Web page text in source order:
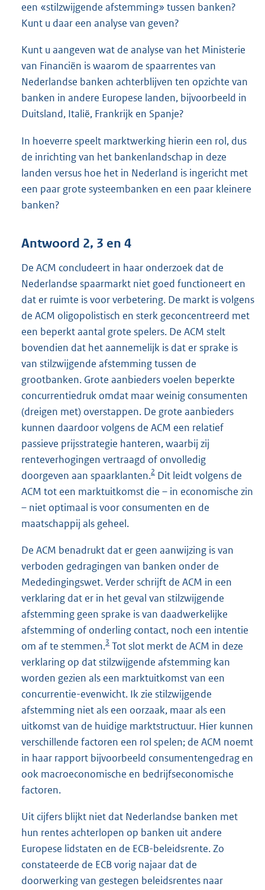
een «stilzwijgende afstemming» tussen banken?
Kunt u daar een analyse van geven?
Kunt u aangeven wat de analyse van het Ministerie
van Financiën is waarom de spaarrentes van
Nederlandse banken achterblijven ten opzichte van
banken in andere Europese landen, bijvoorbeeld in
Duitsland, Italië, Frankrijk en Spanje?
In hoeverre speelt marktwerking hierin een rol, dus
de inrichting van het bankenlandschap in deze
landen versus hoe het in Nederland is ingericht met
een paar grote systeembanken en een paar kleinere
banken?
Antwoord 2, 3 en 4
De ACM concludeert in haar onderzoek dat de
Nederlandse spaarmarkt niet goed functioneert en
dat er ruimte is voor verbetering. De markt is volgens
de ACM oligopolistisch en sterk geconcentreerd met
een beperkt aantal grote spelers. De ACM stelt
bovendien dat het aannemelijk is dat er sprake is
van stilzwijgende afstemming tussen de
grootbanken. Grote aanbieders voelen beperkte
concurrentiedruk omdat maar weinig consumenten
(dreigen met) overstappen. De grote aanbieders
kunnen daardoor volgens de ACM een relatief
passieve prijsstrategie hanteren, waarbij zij
renteverhogingen vertraagd of onvolledig
doorgeven aan spaarklanten.2 Dit leidt volgens de
ACM tot een marktuitkomst die – in economische zin
– niet optimaal is voor consumenten en de
maatschappij als geheel.
De ACM benadrukt dat er geen aanwijzing is van
verboden gedragingen van banken onder de
Mededingingswet. Verder schrijft de ACM in een
verklaring dat er in het geval van stilzwijgende
afstemming geen sprake is van daadwerkelijke
afstemming of onderling contact, noch een intentie
om af te stemmen.3 Tot slot merkt de ACM in deze
verklaring op dat stilzwijgende afstemming kan
worden gezien als een marktuitkomst van een
concurrentie-evenwicht. Ik zie stilzwijgende
afstemming niet als een oorzaak, maar als een
uitkomst van de huidige marktstructuur. Hier kunnen
verschillende factoren een rol spelen; de ACM noemt
in haar rapport bijvoorbeeld consumentengedrag en
ook macroeconomische en bedrijfseconomische
factoren.
Uit cijfers blijkt niet dat Nederlandse banken met
hun rentes achterlopen op banken uit andere
Europese lidstaten en de ECB-beleidsrente. Zo
constateerde de ECB vorig najaar dat de
doorwerking van gestegen beleidsrentes naar